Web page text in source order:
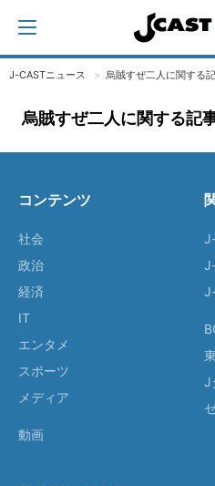
J-CASTニュース 烏賊すぜ二人に関する
烏賊すぜ二人に関する記
コンテンツ
社会
政治
経済
IT
エンタメ
スポーツ
メディア
動画
J